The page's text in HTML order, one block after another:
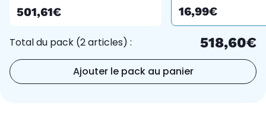
501,61€ 16,99€
Total du pack (2 articles) : 518,60€
Ajouter le pack au panier